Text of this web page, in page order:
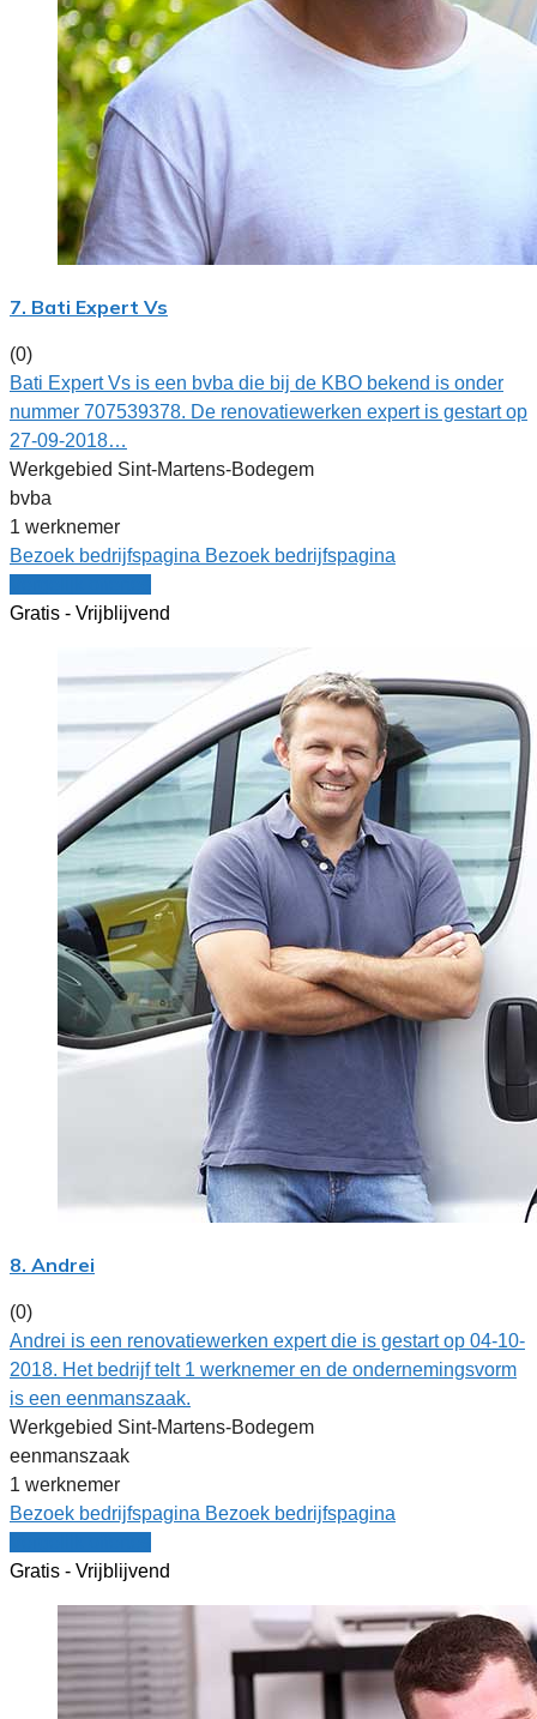
7. Bati Expert Vs
(0)
Bati Expert Vs is een bvba die bij de KBO bekend is onder
nummer 707539378. De renovatiewerken expert is gestart op
27-09-2018…
Werkgebied Sint-Martens-Bodegem
bvba
1 werknemer
Bezoek bedrijfspagina Bezoek bedrijfspagina
Gratis - Vrijblijvend
8. Andrei
(0)
Andrei is een renovatiewerken expert die is gestart op 04-10-
2018. Het bedrijf telt 1 werknemer en de ondernemingsvorm
is een eenmanszaak.
Werkgebied Sint-Martens-Bodegem
eenmanszaak
1 werknemer
Bezoek bedrijfspagina Bezoek bedrijfspagina
Gratis - Vrijblijvend